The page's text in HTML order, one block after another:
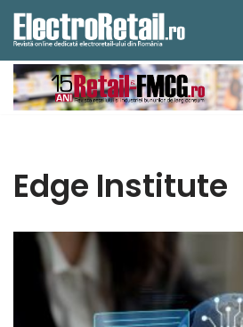
Sari
la
conținut
Edge Institute